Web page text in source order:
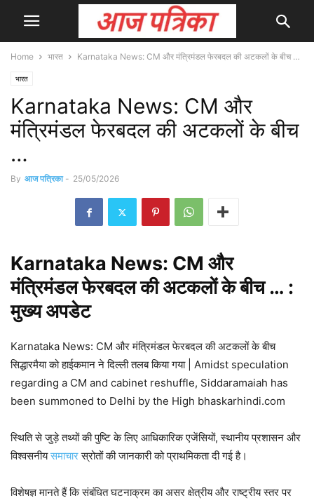
Home भारत Karnataka News: CM और मंत्रिमंडल फेरबदल की अटकलों के बीच …
भारत
Karnataka News: CM और
मंत्रिमंडल फेरबदल की अटकलों के बीच
…
By आज पत्रिका - 25/05/2026
Karnataka News: CM और
मंत्रिमंडल फेरबदल की अटकलों के बीच … :
मुख्यअपडेट
Karnataka News: CM और मंत्रिमंडल फेरबदल की अटकलों के बीच
सिद्धारमैया को हाईकमान ने दिल्ली तलब किया गया | Amidst speculation
regarding a CM and cabinet reshuffle, Siddaramaiah has
been summoned to Delhi by the High bhaskarhindi.com
स्थिति से जुड़े तथ्यों की पुष्टि के लिए आधिकारिक एजेंसियों, स्थानीय प्रशासन और
विश्वसनीयसमाचारस्रोतों की जानकारी को प्राथमिकता दी गई है।
विशेषज्ञ मानते हैं कि संबंधित घटनाक्रम का असर क्षेत्रीय और राष्ट्रीय स्तर पर